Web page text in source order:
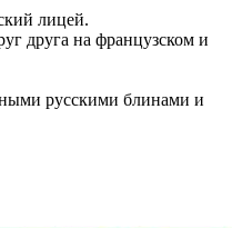
лицей.
друга на французском и
русскими блинами и